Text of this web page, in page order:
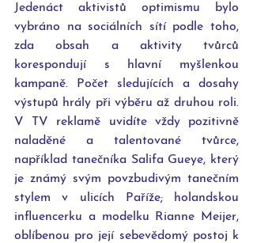
Jedenáct aktivistů optimismu bylo
vybráno na sociálních sítí podle toho,
zda obsah a aktivity tvůrců
korespondují s hlavní myšlenkou
kampaně. Počet sledujících a dosahy
výstupů hrály při výběru až druhou roli.
V TV reklamě uvidíte vždy pozitivně
naladěné a talentované tvůrce,
například tanečníka Salifa Gueye, který
je známý svým povzbudivým tanečním
stylem v ulicích Paříže; holandskou
influencerku a modelku Rianne Meijer,
oblíbenou pro její sebevědomý postoj k